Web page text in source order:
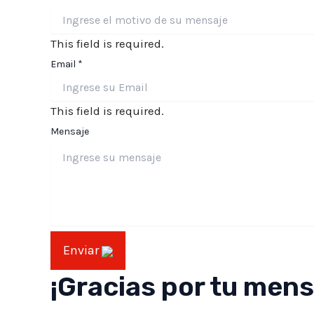
This field is required.
Email *
This field is required.
Mensaje
Enviar
¡Gracias por tu